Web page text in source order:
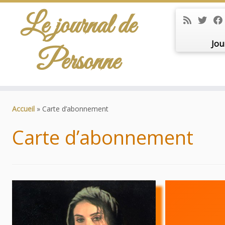
Le journal de
Personne
Accueil » Carte d’abonnement
Carte d’abonnement